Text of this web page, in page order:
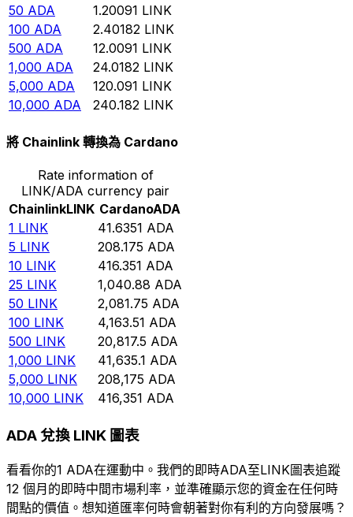
50 ADA 1.20091 LINK
100 ADA 2.40182 LINK
500 ADA 12.0091 LINK
1,000 ADA 24.0182 LINK
5,000 ADA 120.091 LINK
10,000 ADA 240.182 LINK
將 Chainlink 轉換為 Cardano
Rate information of
LINK/ADA currency pair
ChainlinkLINK CardanoADA
1 LINK 41.6351 ADA
5 LINK 208.175 ADA
10 LINK 416.351 ADA
25 LINK 1,040.88 ADA
50 LINK 2,081.75 ADA
100 LINK 4,163.51 ADA
500 LINK 20,817.5 ADA
1,000 LINK 41,635.1 ADA
5,000 LINK 208,175 ADA
10,000 LINK 416,351 ADA
ADA 兌換 LINK 圖表
看看你的1 ADA在運動中。我們的即時ADA至LINK圖表追蹤
12 個月的即時中間市場利率，並準確顯示您的資金在任何時
間點的價值。想知道匯率何時會朝著對你有利的方向發展嗎？